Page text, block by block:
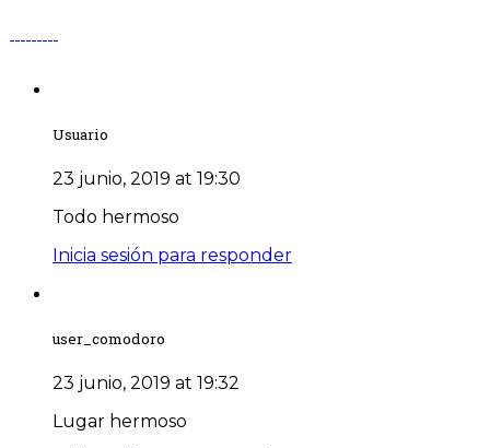
Usuario
23 junio, 2019 at 19:30
Todo hermoso
Inicia sesión para responder
user_comodoro
23 junio, 2019 at 19:32
Lugar hermoso